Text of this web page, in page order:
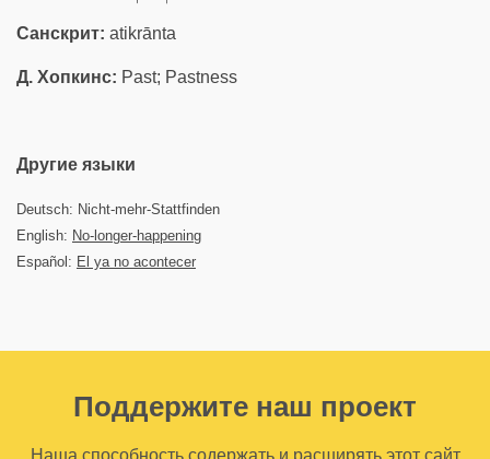
Санскрит: atikrānta
Д. Хопкинс: Past; Pastness
Другие языки
Deutsch: Nicht-mehr-Stattfinden
English: No-longer-happening
Español: El ya no acontecer
Поддержите наш проект
Наша способность содержать и расширять этот сайт